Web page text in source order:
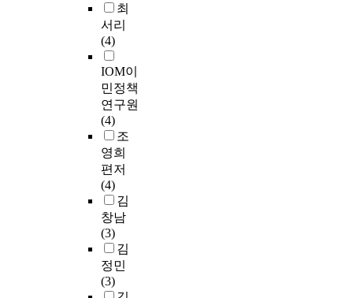
최
서리
(4)
IOM이
민정책
연구원
(4)
조
영희
편저
(4)
김
창남
(3)
김
정민
(3)